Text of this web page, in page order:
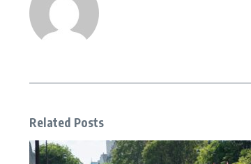
Related Posts